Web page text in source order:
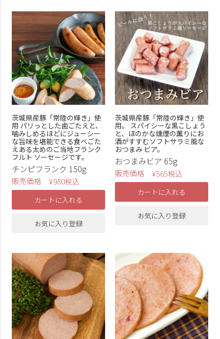
茨城県産豚「常陸の輝き」使
用 パリっとした歯ごたえと、
噛みしめるほどにジューシー
な旨味を堪能できる食べごた
えある太めのご当地フランク
フルト ソーセージです。
チンピフランク 150g
販売価格 ¥980税込
カートに入れる
お気に入り登録
茨城県産豚「常陸の輝き」使
用。 スパイシーな黒こしょう
と、ほのかな燻煙の薫りにお
酒がすすむソフトサラミ風な
おつまみ ビア。
おつまみビア 65g
販売価格 ¥565税込
カートに入れる
お気に入り登録